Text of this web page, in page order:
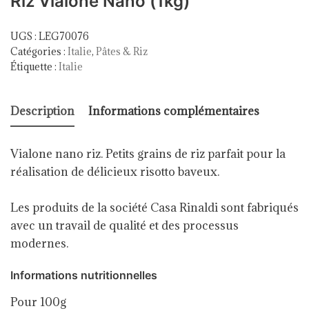
UGS : LEG70076
Catégories : Italie, Pâtes & Riz
Étiquette : Italie
Description Informations complémentaires
Vialone nano riz. Petits grains de riz parfait pour la
réalisation de délicieux risotto baveux.
Les produits de la société Casa Rinaldi sont fabriqués
avec un travail de qualité et des processus
modernes.
Informations nutritionnelles
Pour 100g